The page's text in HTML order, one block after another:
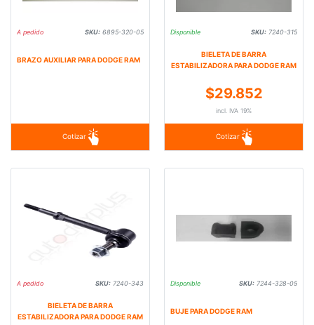
A pedido SKU: 6895-320-05
BRAZO AUXILIAR PARA DODGE RAM
Cotizar
Disponible SKU: 7240-315
BIELETA DE BARRA
ESTABILIZADORA PARA DODGE RAM
$29.852
incl. IVA 19%
Cotizar
A pedido SKU: 7240-343
BIELETA DE BARRA
ESTABILIZADORA PARA DODGE RAM
Disponible SKU: 7244-328-05
BUJE PARA DODGE RAM